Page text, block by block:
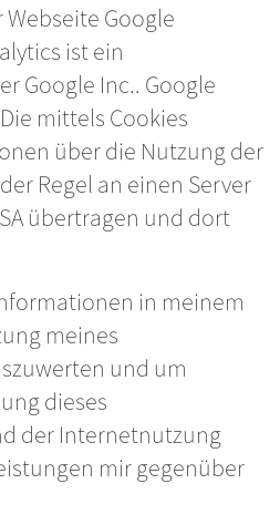
Google
ist ein
Google Inc.. Google
mittels Cookies
über die Nutzung der
Regel an einen Server
übertragen und dort
in meinem
meines
und um
dieses
der Internetnutzung
mir gegenüber